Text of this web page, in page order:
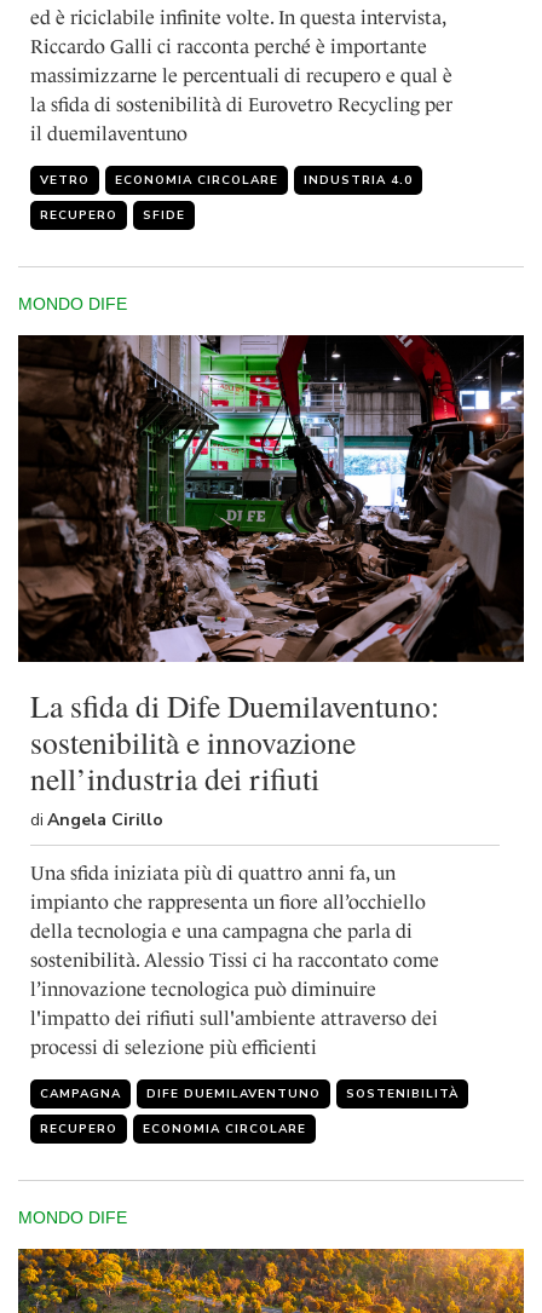
ed è riciclabile infinite volte. In questa intervista,
Riccardo Galli ci racconta perché è importante
massimizzarne le percentuali di recupero e qual è
la sfida di sostenibilità di Eurovetro Recycling per
il duemilaventuno
VETRO ECONOMIA CIRCOLARE INDUSTRIA 4.0
RECUPERO SFIDE
MONDO DIFE
La sfida di Dife Duemilaventuno:
sostenibilità e innovazione
nell’industria dei rifiuti
di Angela Cirillo
Una sfida iniziata più di quattro anni fa, un
impianto che rappresenta un fiore all’occhiello
della tecnologia e una campagna che parla di
sostenibilità. Alessio Tissi ci ha raccontato come
l’innovazione tecnologica può diminuire
l'impatto dei rifiuti sull'ambiente attraverso dei
processi di selezione più efficienti
CAMPAGNA DIFE DUEMILAVENTUNO SOSTENIBILITÀ
RECUPERO ECONOMIA CIRCOLARE
MONDO DIFE